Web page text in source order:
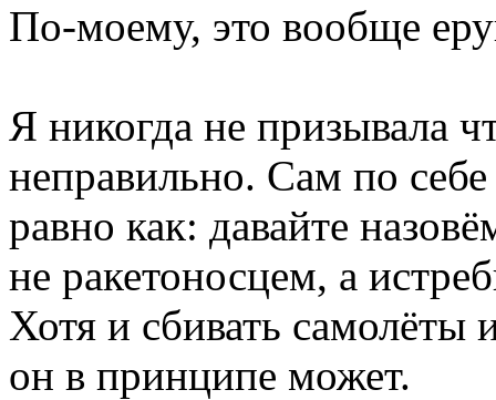
По-моему, это вообще
Я никогда не призывала
неправильно. Сам по
равно как: давайте
не ракетоносцем, а
Хотя и сбивать самолёты
он в принципе может.